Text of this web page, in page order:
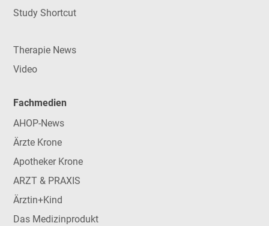
Study Shortcut
Therapie News
Video
Fachmedien
AHOP-News
Ärzte Krone
Apotheker Krone
ARZT & PRAXIS
Ärztin+Kind
Das Medizinprodukt